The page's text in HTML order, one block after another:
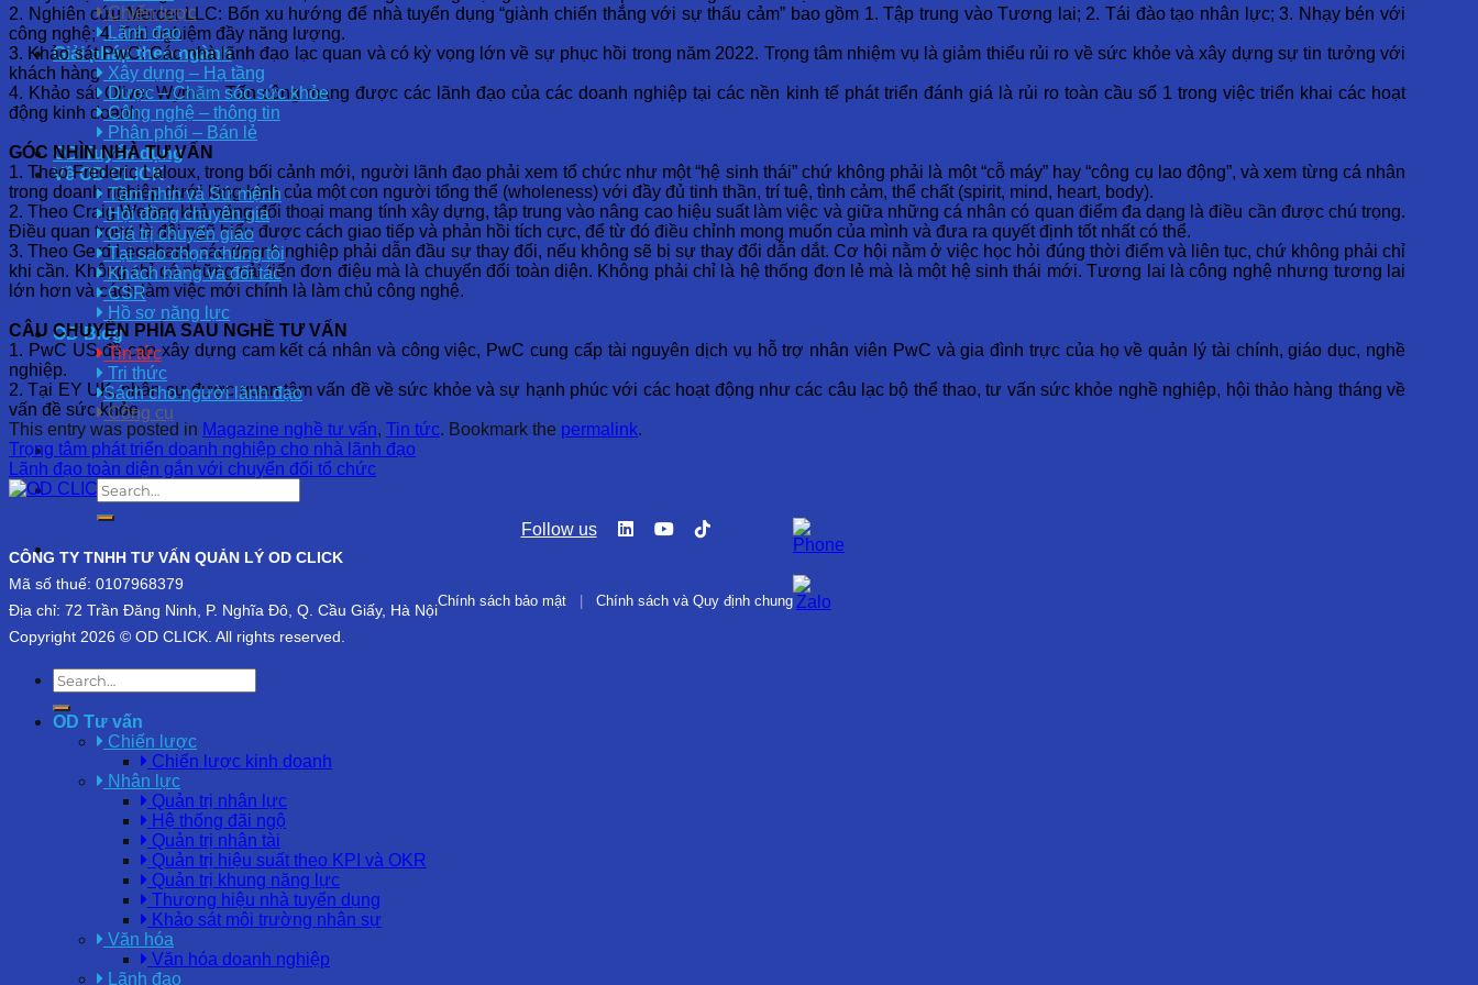
Chiến lược
Lãnh đạo
Giải pháp theo ngành
Xây dựng – Hạ tầng
Dược – Chăm sóc sức khỏe
Công nghệ – thông tin
Phân phối – Bán lẻ
OD Tuyển dụng
Về OD CLICK
Tầm nhìn và Sứ mệnh
Hội đồng chuyên gia
Giá trị chuyển giao
Tại sao chọn chúng tôi
Khách hàng và đối tác
CSR
Hồ sơ năng lực
OD Blog
Tin tức
Tri thức
Sách cho người lãnh đạo
Công cụ
2. Nghiên cứu Mercer LLC: Bốn xu hướng để nhà tuyển dụng “giành chiến thắng với sự thấu cảm” bao gồm 1. Tập trung vào Tương lai; 2. Tái đào tạo nhân lực; 3. Nhạy bén với
công nghệ; 4. Trải nghiệm đầy năng lượng.
3. Khảo sát PwC: Các nhà lãnh đạo lạc quan và có kỳ vọng lớn về sự phục hồi trong năm 2022. Trọng tâm nhiệm vụ là giảm thiểu rủi ro về sức khỏe và xây dựng sự tin tưởng với
khách hàng
4. Khảo sát Oliver Wyman: Tấn công mạng được các lãnh đạo của các doanh nghiệp tại các nền kinh tế phát triển đánh giá là rủi ro toàn cầu số 1 trong việc triển khai các hoạt
động kinh doanh.
GÓC NHÌN NHÀ TƯ VẤN
1. Theo Frederic Laloux, trong bối cảnh mới, người lãnh đạo phải xem tổ chức như một “hệ sinh thái” chứ không phải là một “cỗ máy” hay “công cụ lao động”, và xem từng cá nhân
trong doanh nghiệp dưới lăng kính của một con người tổng thể (wholeness) với đầy đủ tinh thần, trí tuệ, tình cảm, thể chất (spirit, mind, heart, body).
2. Theo Craig Weber, khả năng đối thoại mang tính xây dựng, tập trung vào nâng cao hiệu suất làm việc và giữa những cá nhân có quan điểm đa dạng là điều cần được chú trọng.
Điều quan trọng là đội ngũ hiểu được cách giao tiếp và phản hồi tích cực, để từ đó điều chỉnh mong muốn của mình và đưa ra quyết định tốt nhất có thể.
3. Theo Gerd Leonhard, các doanh nghiệp phải dẫn đầu sự thay đổi, nếu không sẽ bị sự thay đổi dẫn dắt. Cơ hội nằm ở việc học hỏi đúng thời điểm và liên tục, chứ không phải chỉ
khi cần. Không chỉ có những cải tiến đơn điệu mà là chuyển đổi toàn diện. Không phải chỉ là hệ thống đơn lẻ mà là một hệ sinh thái mới. Tương lai là công nghệ nhưng tương lai
lớn hơn và cách làm việc mới chính là làm chủ công nghệ.
CÂU CHUYỆN PHÍA SAU NGHỀ TƯ VẤN
1. PwC US đề cao xây dựng cam kết cá nhân và công việc, PwC cung cấp tài nguyên dịch vụ hỗ trợ nhân viên PwC và gia đình trực của họ về quản lý tài chính, giáo dục, nghề
nghiệp.
2. Tại EY UK, nhân sự được quan tâm vấn đề về sức khỏe và sự hạnh phúc với các hoạt động như các câu lạc bộ thể thao, tư vấn sức khỏe nghề nghiệp, hội thảo hàng tháng về
vấn đề sức khỏe
This entry was posted in Magazine nghề tư vấn, Tin tức. Bookmark the permalink.
Trọng tâm phát triển doanh nghiệp cho nhà lãnh đạo
Lãnh đạo toàn diện gắn với chuyển đổi tổ chức
CÔNG TY TNHH TƯ VẤN QUẢN LÝ OD CLICK
Mã số thuế: 0107968379
Địa chỉ: 72 Trần Đăng Ninh, P. Nghĩa Đô, Q. Cầu Giấy, Hà Nội
Copyright 2026 © OD CLICK. All rights reserved.
Follow us
Chính sách bảo mật Chính sách và Quy định chung
OD Tư vấn
Chiến lược
Chiến lược kinh doanh
Nhân lực
Quản trị nhân lực
Hệ thống đãi ngộ
Quản trị nhân tài
Quản trị hiệu suất theo KPI và OKR
Quản trị khung năng lực
Thương hiệu nhà tuyển dụng
Khảo sát môi trường nhân sự
Văn hóa
Văn hóa doanh nghiệp
Lãnh đạo